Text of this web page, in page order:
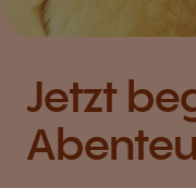
Jetzt